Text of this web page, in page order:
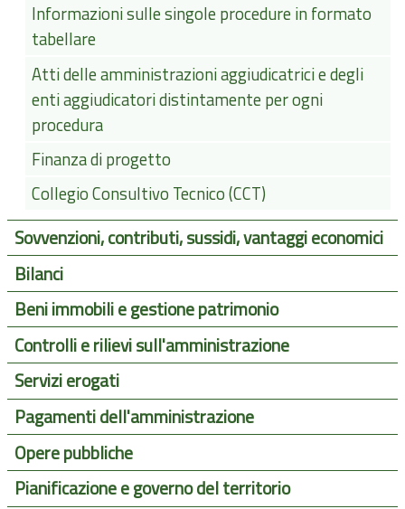
Informazioni sulle singole procedure in formato
tabellare
Atti delle amministrazioni aggiudicatrici e degli
enti aggiudicatori distintamente per ogni
procedura
Finanza di progetto
Collegio Consultivo Tecnico (CCT)
Sovvenzioni, contributi, sussidi, vantaggi economici
Bilanci
Beni immobili e gestione patrimonio
Controlli e rilievi sull'amministrazione
Servizi erogati
Pagamenti dell'amministrazione
Opere pubbliche
Pianificazione e governo del territorio